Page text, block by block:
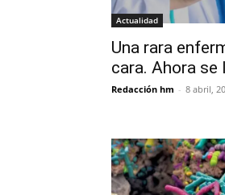
Actualidad
Una rara
cara. Ahora se
Redacción hm - 8 abril,